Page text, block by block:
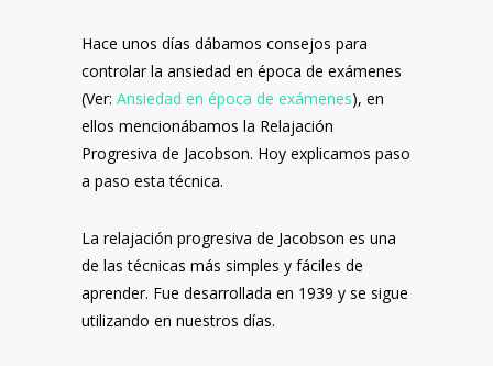
Hace unos días dábamos consejos para
controlar la ansiedad en época de exámenes
(Ver: Ansiedad en época de exámenes), en
ellos mencionábamos la Relajación
Progresiva de Jacobson. Hoy explicamos paso
a paso esta técnica.
La relajación progresiva de Jacobson es una
de las técnicas más simples y fáciles de
aprender. Fue desarrollada en 1939 y se sigue
utilizando en nuestros días.